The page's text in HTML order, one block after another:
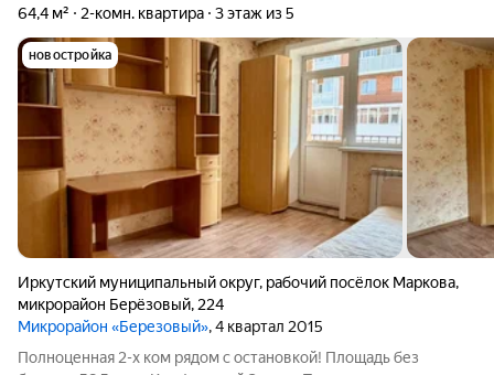
64,4 м² 2-комн. квартира 3 этаж из 5
новостройка
Иркутский муниципальный округ, рабочий посёлок Маркова,
микрорайон Берёзовый, 224
Микрорайон «Березовый», 4 квартал 2015
Полноценная 2-х ком рядом с остановкой! Площадь без